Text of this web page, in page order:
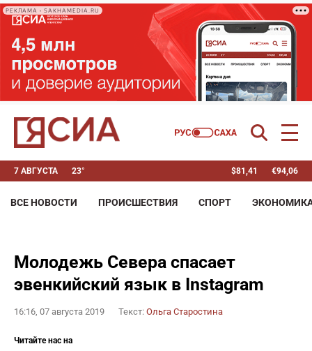
РЕКЛАМА • SAKHAMEDIA.RU
7 АВГУСТА 23° $81,41 €94,06
ВСЕ НОВОСТИ ПРОИСШЕСТВИЯ СПОРТ
Молодежь Севера спасает
эвенкийский язык в Instagram
16:16, 07 августа 2019 Текст: Ольга Старостина
Читайте нас на